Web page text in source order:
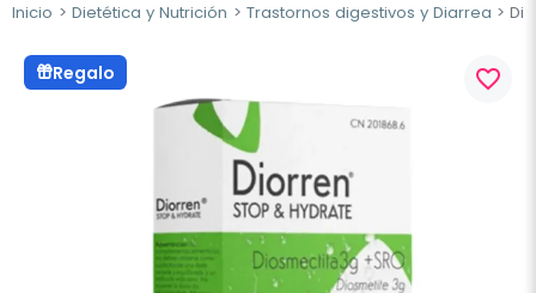
Inicio Dietética y Nutrición Trastornos digestivos y Diarrea
Regalo favorite_border